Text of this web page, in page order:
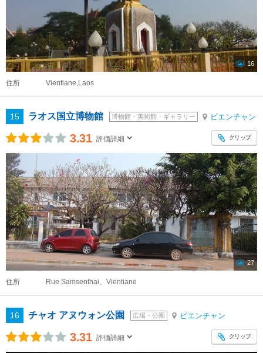
16
住所 Vientiane,Laos
15 ラオス国立博物館 博物館・美術館・ギャラリー ビエンチャン
3.31 評価詳細 クリップ
27
住所 Rue Samsenthai、Vientiane
16 チャオ アヌウォン公園 広場・公園 ビエンチャン
3.31 評価詳細 クリップ